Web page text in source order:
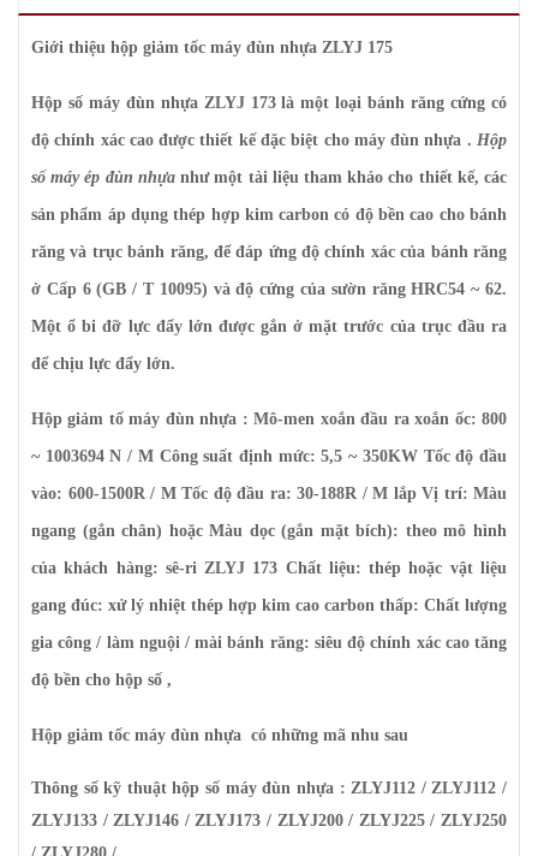
Giới thiệu hộp giảm tốc máy đùn nhựa ZLYJ 175
Hộp số máy đùn nhựa ZLYJ 173 là một loại bánh răng cứng có
độ chính xác cao được thiết kế đặc biệt cho máy đùn nhựa . Hộp
số máy ép đùn nhựanhư một tài liệu tham khảo cho thiết kế, các
sản phẩm áp dụng thép hợp kim carbon có độ bền cao cho bánh
răng và trục bánh răng, để đáp ứng độ chính xác của bánh răng
ở Cấp 6 (GB / T 10095) và độ cứng của sườn răng HRC54 ~ 62.
Một ổ bi đỡ lực đẩy lớn được gắn ở mặt trước của trục đầu ra
để chịu lực đẩy lớn.
Hộp giảm tố máy đùn nhựa : Mô-men xoắn đầu ra xoắn ốc: 800
~ 1003694 N / M Công suất định mức: 5,5 ~ 350KW Tốc độ đầu
vào: 600-1500R / M Tốc độ đầu ra: 30-188R / M lắp Vị trí: Màu
ngang (gắn chân) hoặc Màu dọc (gắn mặt bích): theo mô hình
của khách hàng: sê-ri ZLYJ 173 Chất liệu: thép hoặc vật liệu
gang đúc: xử lý nhiệt thép hợp kim cao carbon thấp: Chất lượng
gia công / làm nguội / mài bánh răng: siêu độ chính xác cao tăng
độ bền cho hộp số ,
Hộp giảm tốc máy đùn nhựa có những mã nhu sau
Thông số kỹ thuật hộp số máy đùn nhựa : ZLYJ112 / ZLYJ112 /
ZLYJ133 / ZLYJ146 / ZLYJ173 / ZLYJ200 / ZLYJ225 / ZLYJ250